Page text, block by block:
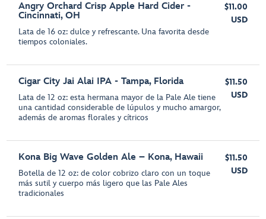
Angry Orchard Crisp Apple Hard Cider -
Cincinnati, OH
Lata de 16 oz: dulce y refrescante. Una favorita desde
tiempos coloniales.
$11.00
USD
Cigar City Jai Alai IPA - Tampa, Florida
Lata de 12 oz: esta hermana mayor de la Pale Ale tiene
una cantidad considerable de lúpulos y mucho amargor,
además de aromas florales y cítricos
$11.50
USD
Kona Big Wave Golden Ale – Kona, Hawaii
Botella de 12 oz: de color cobrizo claro con un toque
más sutil y cuerpo más ligero que las Pale Ales
tradicionales
$11.50
USD